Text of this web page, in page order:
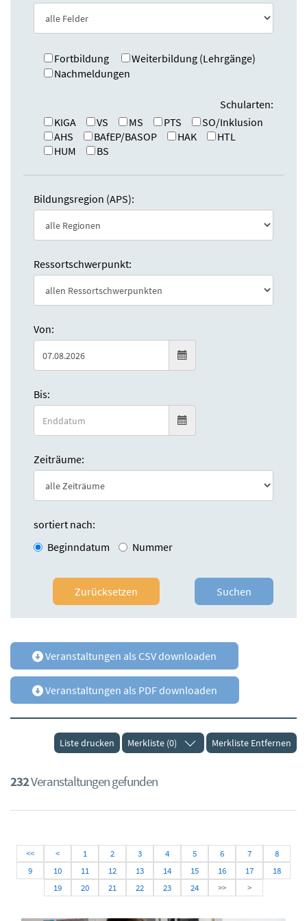
Fortbildung
Weiterbildung (Lehrgänge)
Nachmeldungen
Schularten:
KIGA
VS MS PTS
SO/Inklusion
AHS
BAfEP/BASOP HAK
HTL
HUM
BS
Bildungsregion (APS):
Ressortschwerpunkt:
Von:
Bis:
Zeiträume:
sortiert nach:
Beginndatum
Nummer
Zurücksetzen Suchen
Veranstaltungen als CSV downloaden
Veranstaltungen als PDF downloaden
Liste drucken Merkliste (0) Merkliste Entfernen
232Veranstaltungen gefunden
<< < 1 2 3 4 5 6 7
8
9
10 11 12 13 14 15 16 17
18
19
20 21 22 23 24 >> >